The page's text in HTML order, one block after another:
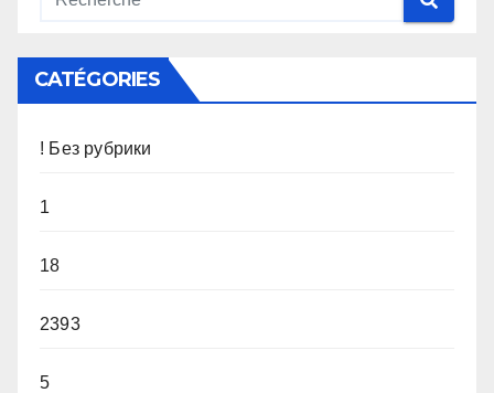
CATÉGORIES
! Без рубрики
1
18
2393
5